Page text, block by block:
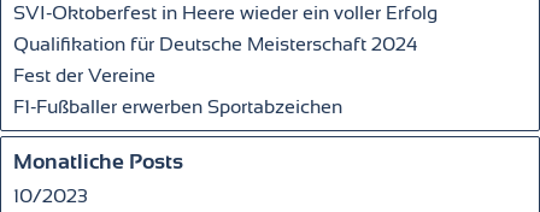
Website im Internet:
E-Mail:*
SVI-Oktoberfest in Heere wieder ein voller Erfolg
Qualifikation für Deutsche Meisterschaft 2024
Fest der Vereine
F1-Fußballer erwerben Sportabzeichen
Monatliche Posts
10/2023